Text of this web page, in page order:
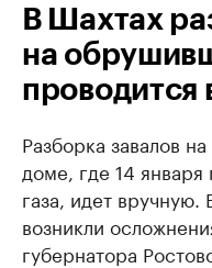
В Шахтах
на
проводится
Разборка завалов
доме, где 14
газа, идет
возникли
губернатора